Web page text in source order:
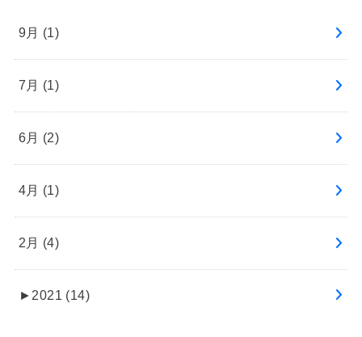
9月 (1)
7月 (1)
6月 (2)
4月 (1)
2月 (4)
► 2021 (14)